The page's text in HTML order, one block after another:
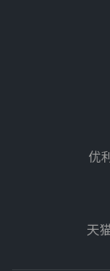
优
天